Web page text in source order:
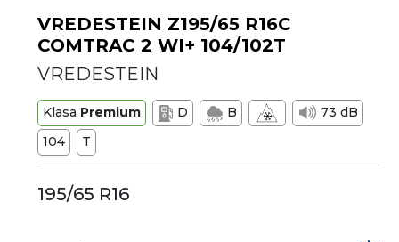
VREDESTEIN Z195/65 R16C
COMTRAC 2 WI+ 104/102T
VREDESTEIN
Klasa Premium D B
73 dB
104
T
195/65 R16